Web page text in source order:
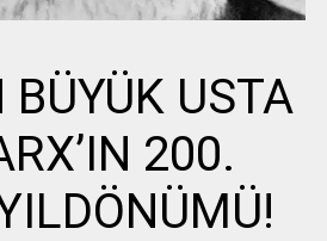
USTA
200.